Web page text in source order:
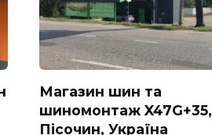
Магазин шин та
шиномонтаж X47G+35,
Пісочин, Україна